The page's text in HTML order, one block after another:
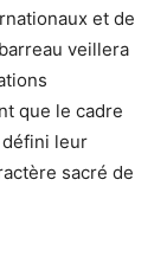
et de
veillera
que le cadre
défini leur
sacré de